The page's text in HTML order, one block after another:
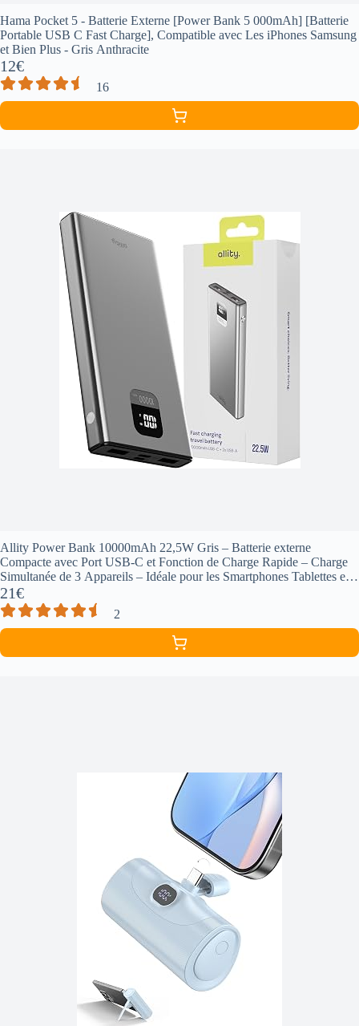
Hama Pocket 5 - Batterie Externe [Power Bank 5 000mAh] [Batterie
Portable USB C Fast Charge], Compatible avec Les iPhones Samsung
et Bien Plus - Gris Anthracite
12€
16
Allity Power Bank 10000mAh 22,5W Gris – Batterie externe
Compacte avec Port USB-C et Fonction de Charge Rapide – Charge
Simultanée de 3 Appareils – Idéale pour les Smartphones Tablettes en
Déplacement
21€
2